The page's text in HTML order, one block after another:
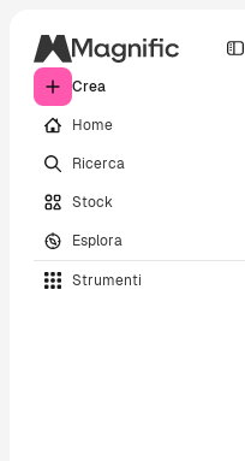
Crea
Home
Ricerca
Stock
Esplora
Strumenti